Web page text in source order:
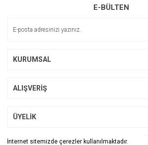
İnternet sitemizde çerezler kullanılmaktadır.
Ürün açıklamasında eksik bilgiler bulunuyor.
E-BÜLTEN
KURUMSAL
ALIŞVERİŞ
ÜYELİK